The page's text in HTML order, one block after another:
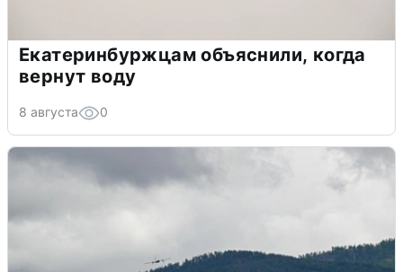
Екатеринбуржцам объяснили, когда
вернут воду
8 августа 0